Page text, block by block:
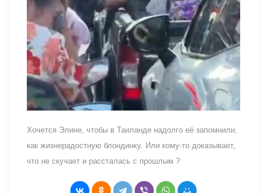
Хочется Элине, чтобы в Таиланде надолго её запомнили,
как жизнерадостную блондинку. Или кому-то доказывает,
что не скучает и рассталась с прошлым ?